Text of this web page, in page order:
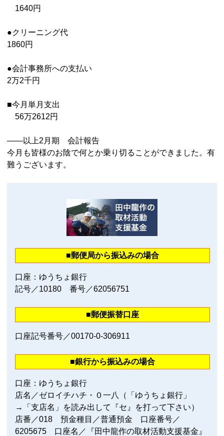
1640円
●クリーニング代
1860円
●会計事務所への支払い
2万2千円
■今月単月支出
56万2612円
――以上2月期 会計報告
今月も皆様のお陰で何とか乗り切ることができました。有
難うございます。
■郵便局から振込みの場合
口座：ゆうちょ銀行
記号／10180 番号／62056751
■郵便振替口座
口座記号番号／00170‐0‐306911
■銀行から振込みの場合
口座：ゆうちょ銀行
店名／ゼロイチハチ・０一八（「ゆうちょ銀行」
→「支店名」を読み出して『セ』を打って下さい）
店番／018 預金種目／普通預金 口座番号／
6205675 口座名／『田中龍作の取材活動支援基金』